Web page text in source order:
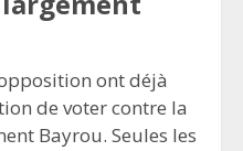
ont déjà
de voter contre la
Bayrou. Seules les